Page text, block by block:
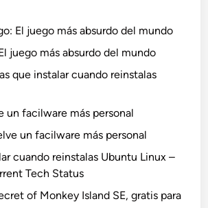
El juego más absurdo del mundo
juego más absurdo del mundo
que instalar cuando reinstalas
un facilware más personal
un facilware más personal
cuando reinstalas Ubuntu Linux –
Tech Status
of Monkey Island SE, gratis para